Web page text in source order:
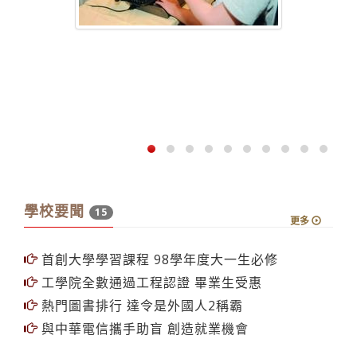
學校要聞 15
更多
首創大學學習課程 98學年度大一生必修
工學院全數通過工程認證 畢業生受惠
熱門圖書排行 達令是外國人2稱霸
與中華電信攜手助盲 創造就業機會